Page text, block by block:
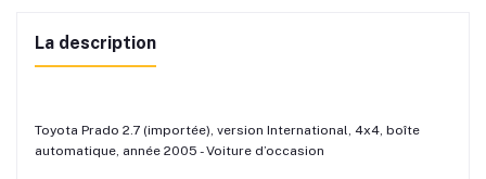
La description
Toyota Prado 2.7 (importée), version International, 4x4, boîte
automatique, année 2005 - Voiture d’occasion